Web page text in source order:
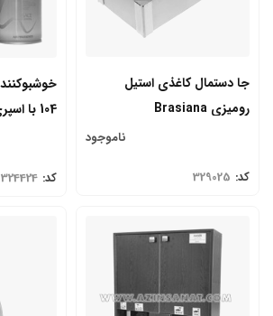
جا دستمال کاغذی استیل
رومیزی Brasiana
ناموجود
کد: 329025
104 با اسپری
کد: 324424